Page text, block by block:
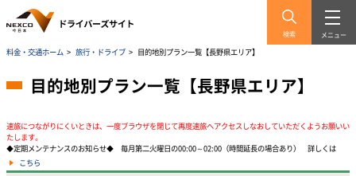
検索 メニュー
料金・交通ホーム > 旅行・ドライブ > 目的地別プラン一覧【長野県エリア】
目的地別プラン一覧【長野県エリア】
速旅につながりにくいときは、一度ブラウザを閉じて再度速旅へアクセスしなおしていただくようお願いい
たします。
◆定期メンテナンスのお知らせ◆ 毎月第二火曜日の00:00～02:00（時間延長の場合あり） 詳しくは
こちら